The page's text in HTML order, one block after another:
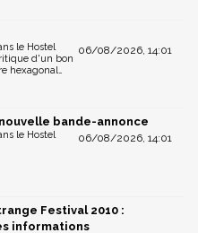
06/08/2026, 14:01
le Hostel
d'un bon
hexagonal…
bande-annonce
06/08/2026, 14:01
le Hostel
Festival 2010 :
informations